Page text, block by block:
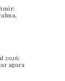
2026:
agora